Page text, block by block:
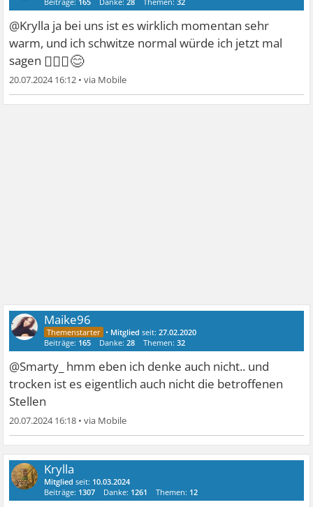
@Krylla ja bei uns ist es wirklich momentan sehr
warm, und ich schwitze normal würde ich jetzt mal
sagen 🤷🏻‍♀😊
20.07.2024 16:12 •
Maike96
• Mitglied seit:27.02.2020
Beiträge: 165 Danke:28 Themen:32
@Smarty_ hmm eben ich denke auch nicht.. und
trocken ist es eigentlich auch nicht die betroffenen
Stellen
20.07.2024 16:18 •
Krylla
Mitglied seit: 10.03.2024
Beiträge: 1307 Danke: 1261 Themen: 12